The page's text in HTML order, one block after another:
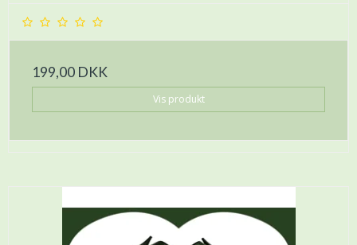
199,00 DKK
Vis produkt